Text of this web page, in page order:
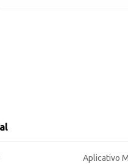
Aplicativo